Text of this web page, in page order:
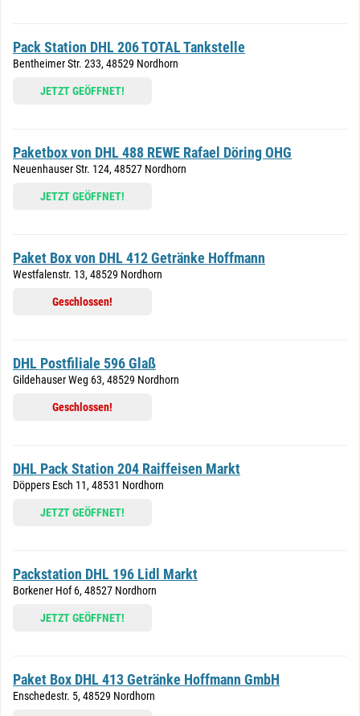
Pack Station DHL 206 TOTAL Tankstelle
Bentheimer Str. 233, 48529 Nordhorn
JETZT GEÖFFNET!
Paketbox von DHL 488 REWE Rafael Döring OHG
Neuenhauser Str. 124, 48527 Nordhorn
JETZT GEÖFFNET!
Paket Box von DHL 412 Getränke Hoffmann
Westfalenstr. 13, 48529 Nordhorn
Geschlossen!
DHL Postfiliale 596 Glaß
Gildehauser Weg 63, 48529 Nordhorn
Geschlossen!
DHL Pack Station 204 Raiffeisen Markt
Döppers Esch 11, 48531 Nordhorn
JETZT GEÖFFNET!
Packstation DHL 196 Lidl Markt
Borkener Hof 6, 48527 Nordhorn
JETZT GEÖFFNET!
Paket Box DHL 413 Getränke Hoffmann GmbH
Enschedestr. 5, 48529 Nordhorn